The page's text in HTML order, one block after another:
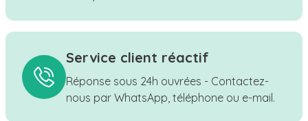
Service client réactif
Réponse sous 24h ouvrées - Contactez-
nous par WhatsApp, téléphone ou e-mail.